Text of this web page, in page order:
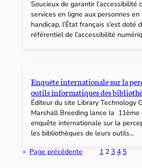
Soucieux de garantir l’accessibilité
services en ligne aux personnes
handicap, l’État français s’est doté
référentiel de l’accessibilité
Enquête internationale sur la
outils informatiques des
Éditeur du site Library Technology
Marshall Breeding lance la 11ème
enquête internationale sur la
les bibliothèques de leurs outils…
« Page précédente 1 2 3 4 5